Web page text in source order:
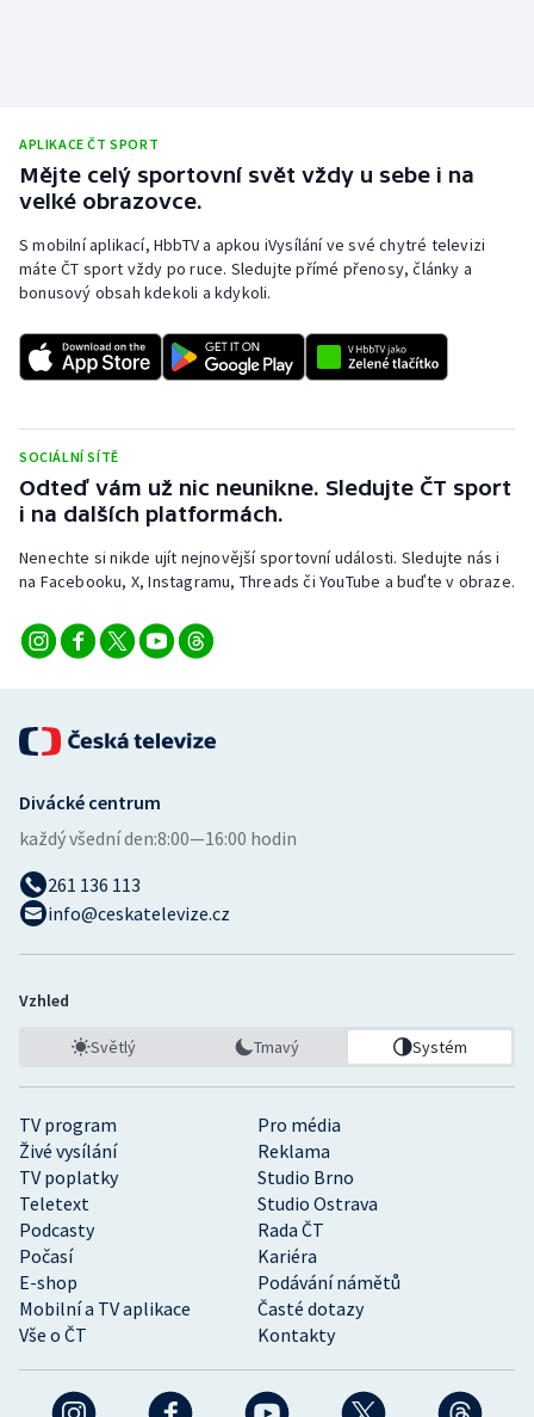
APLIKACE ČT SPORT
Mějte celý sportovní svět vždy u sebe i na
velké obrazovce.
S mobilní aplikací, HbbTV a apkou iVysílání ve své chytré televizi
máte ČT sport vždy po ruce. Sledujte přímé přenosy, články a
bonusový obsah kdekoli a kdykoli.
SOCIÁLNÍ SÍTĚ
Odteď vám už nic neunikne. Sledujte ČT sport
i na dalších platformách.
Nenechte si nikde ujít nejnovější sportovní události. Sledujte nás i
na Facebooku, X, Instagramu, Threads či YouTube a buďte v obraze.
TV program
Pro média
Živé vysílání
Reklama
TV poplatky
Studio Brno
Teletext
Studio Ostrava
Podcasty
Rada ČT
Počasí
Kariéra
E-shop
Podávání námětů
Mobilní a TV aplikace
Časté dotazy
Vše o ČT
Kontakty
Divácké centrum
každý všední den:8:00—16:00 hodin
261 136 113
info@ceskatelevize.cz
Vzhled
Světlý Tmavý Systém